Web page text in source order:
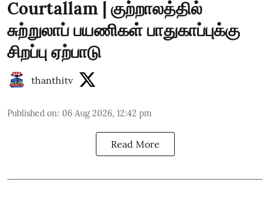
Courtallam | குற்றாலத்தில்
சுற்றுலாப் பயணிகள் பாதுகாப்புக்கு
சிறப்பு ஏற்பாடு
thanthitv
Published on: 06 Aug 2026, 12:42 pm
Read More